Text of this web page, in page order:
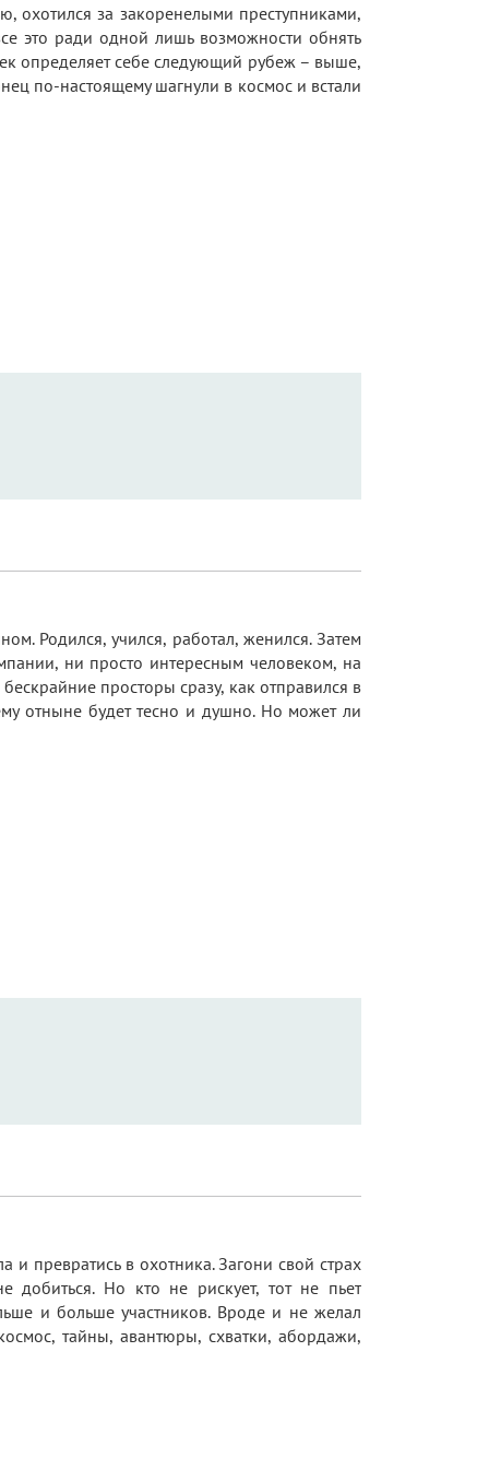
охотился за закоренелыми преступниками,
это ради одной лишь возможности обнять
определяет себе следующий рубеж – выше,
по-настоящему шагнули в космос и встали
Родился, учился, работал, женился. Затем
ни просто интересным человеком, на
просторы сразу, как отправился в
отныне будет тесно и душно. Но может ли
превратись в охотника. Загони свой страх
добиться. Но кто не рискует, тот не пьет
и больше участников. Вроде и не желал
тайны, авантюры, схватки, абордажи,